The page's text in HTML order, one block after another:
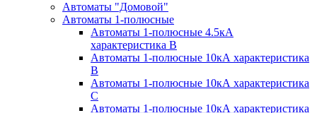
Автоматы "Домовой"
Автоматы 1-полюсные
Автоматы 1-полюсные 4.5кА
характеристика В
Автоматы 1-полюсные 10кА характеристика
B
Автоматы 1-полюсные 10кА характеристика
C
Автоматы 1-полюсные 10кА характеристика